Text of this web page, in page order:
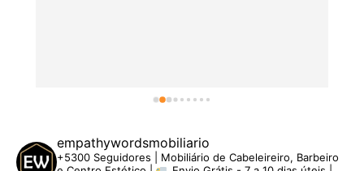
empathywordsmobiliario
+5300 Seguidores | Mobiliário de Cabeleireiro, Barbeiro